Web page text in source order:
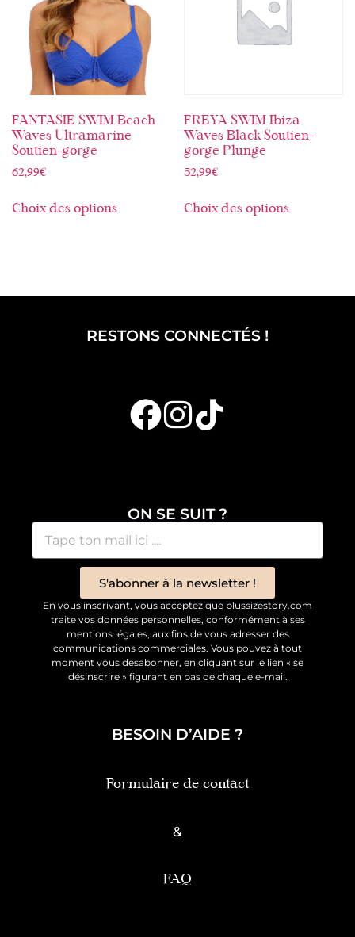
FANTASIE SWIM Beach
Waves Ultramarine
Soutien-gorge
62,99€
Choix des options
FREYA SWIM Ibiza
Waves Black Soutien-
gorge Plunge
52,99€
Choix des options
RESTONS CONNECTÉS !
ON SE SUIT ?
S'abonner à la newsletter !
En vous inscrivant, vous acceptez que plussizestory.com
traite vos données personnelles, conformément à ses
mentions légales, aux fins de vous adresser des
communications commerciales. Vous pouvez à tout
moment vous désabonner, en cliquant sur le lien « se
désinscrire » figurant en bas de chaque e-mail.
BESOIN D’AIDE ?
Formulaire de contact
&
FAQ